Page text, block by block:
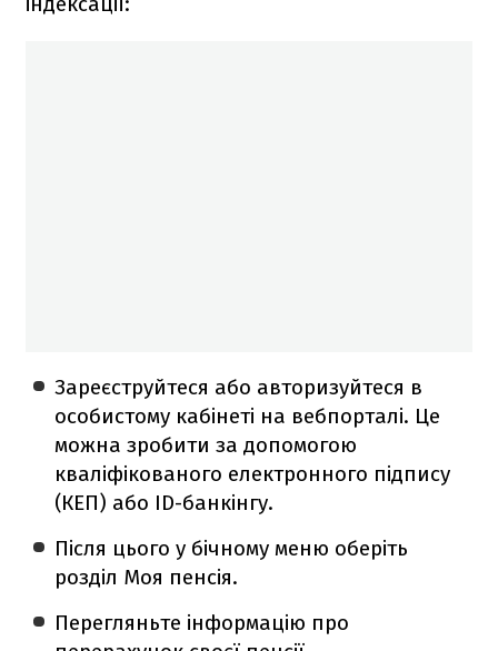
Зареєструйтеся або авторизуйтеся в
особистому кабінеті на вебпорталі. Це
можна зробити за допомогою
кваліфікованого електронного підпису
(КЕП) або ID-банкінгу.
Після цього у бічному меню оберіть
розділ Моя пенсія.
Перегляньте інформацію про